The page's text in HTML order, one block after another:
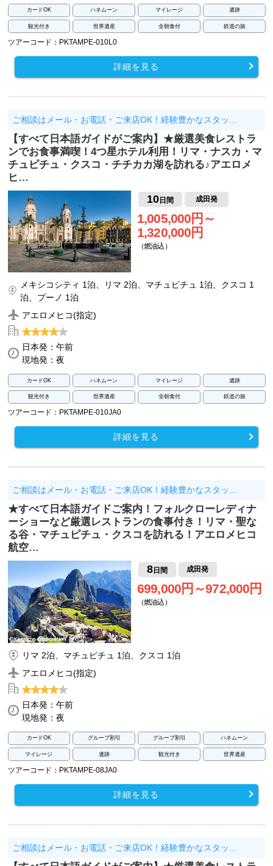
カードOK ハネムーン マイレージ 遺跡
観光付き 世界遺産 全朝食付 鉄道の旅
ツアーコード：PKTAMPE-010L0
詳細を見る
ご相談はメール・お電話・ご来店OK！経験豊かなスタッ…
【すべて日本語ガイドがご案内】★厳選美食レストラ
ンでお食事満喫！4つ星ホテル利用！リマ・ナスカ・マ
チュピチュ・クスコ・チチカカ湖を訪れる♪アエロメ
ヒ…
10日間 成田発
1,005,000円～
1,320,000円
（燃油込）
メキシコシティ 1泊、リマ 2泊、マチュピチュ 1泊、クスコ 1
泊、プーノ 1泊
アエロメヒコ(指定)
日本発：午前
現地発：夜
カードOK ハネムーン マイレージ 遺跡
観光付き 世界遺産 全朝食付 鉄道の旅
ツアーコード：PKTAMPE-010JA0
詳細を見る
ご相談はメール・お電話・ご来店OK！経験豊かなスタッ…
★すべて日本語ガイドご案内！フォルクローレディナ
ーショーなど厳選レストランの食事付き！リマ・聖な
る谷・マチュピチュ・クスコを訪れる！アエロメヒコ
航空…
8日間 成田発
699,000円～972,000円
（燃油込）
リマ 2泊、マチュピチュ 1泊、クスコ 1泊
アエロメヒコ(指定)
日本発：午前
現地発：夜
カードOK グループ割引 グループ割引 ハネムーン
マイレージ 遺跡 観光付き 世界遺産
ツアーコード：PKTAMPE-08JA0
詳細を見る
ご相談はメール・お電話・ご来店OK！経験豊かなスタッ…